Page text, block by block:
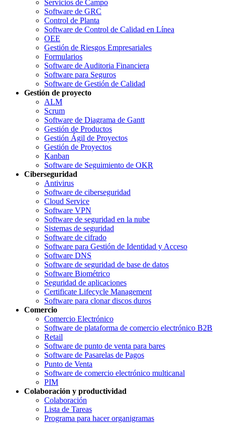
Servicios de Campo
Software de GRC
Control de Planta
Software de Control de Calidad en Línea
OEE
Gestión de Riesgos Empresariales
Formularios
Software de Auditoria Financiera
Software para Seguros
Software de Gestión de Calidad
Gestión de proyecto
ALM
Scrum
Software de Diagrama de Gantt
Gestión de Productos
Gestión Ágil de Proyectos
Gestión de Proyectos
Kanban
Software de Seguimiento de OKR
Ciberseguridad
Antivirus
Software de ciberseguridad
Cloud Service
Software VPN
Software de seguridad en la nube
Sistemas de seguridad
Software de cifrado
Software para Gestión de Identidad y Acceso
Software DNS
Software de seguridad de base de datos
Software Biométrico
Seguridad de aplicaciones
Certificate Lifecycle Management
Software para clonar discos duros
Comercio
Comercio Electrónico
Software de plataforma de comercio electrónico B2B
Retail
Software de punto de venta para bares
Software de Pasarelas de Pagos
Punto de Venta
Software de comercio electrónico multicanal
PIM
Colaboración y productividad
Colaboración
Lista de Tareas
Programa para hacer organigramas